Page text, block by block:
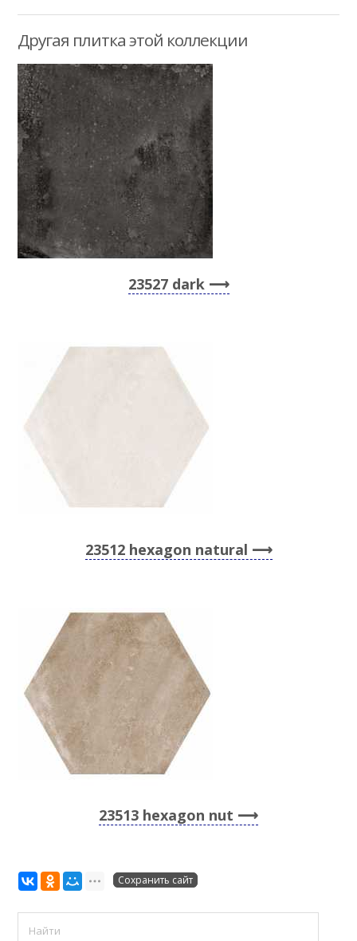
Другая плитка этой коллекции
23527 dark
23512 hexagon natural
23513 hexagon nut
Сохранить сайт